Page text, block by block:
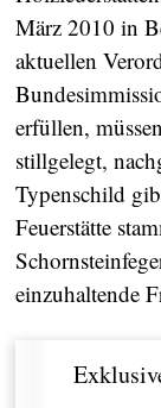
März 2010 in
aktuellen
erfüllen,
stillgelegt,
Typenschild
Feuerstätte
einzuhaltende